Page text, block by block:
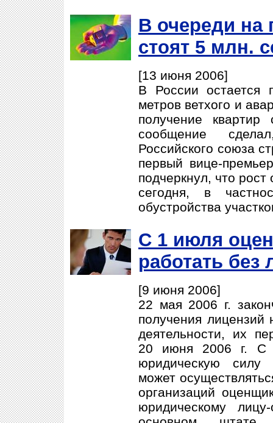
В очереди на
стоят 5 млн.
[13 июня 2006]
В России остается
метров ветхого и
получение
сообщение
Российского союза
первый вице-
подчеркнул, что
сегодня, в
обустройства
С 1 июля
работать без
[9 июня 2006]
22 мая 2006 г.
получения лицензий
деятельности, их
20 июня 2006 г. С
юридическую силу
может
организаций
юридическому